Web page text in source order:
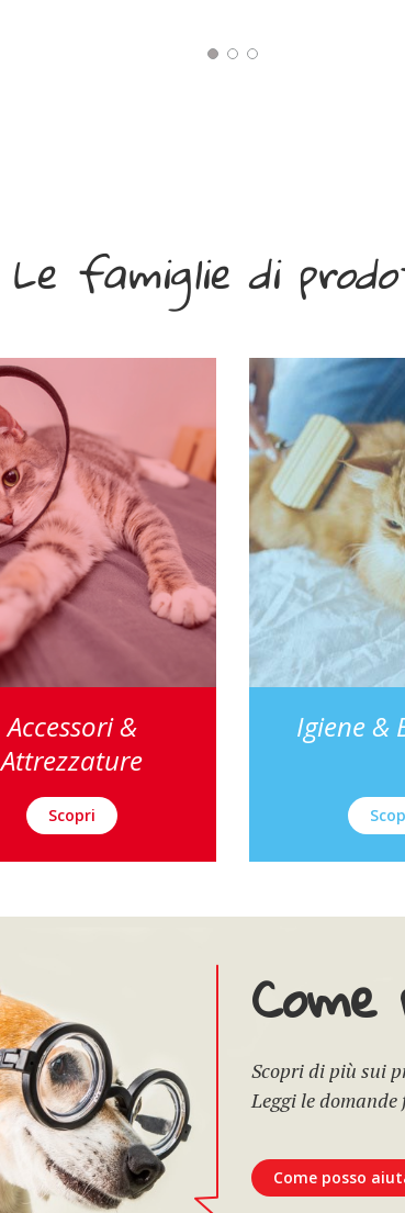
Le famiglie di
Accessori &
Attrezzature
Scopri
Igiene &
Scopri di più sui
Leggi le
Come posso